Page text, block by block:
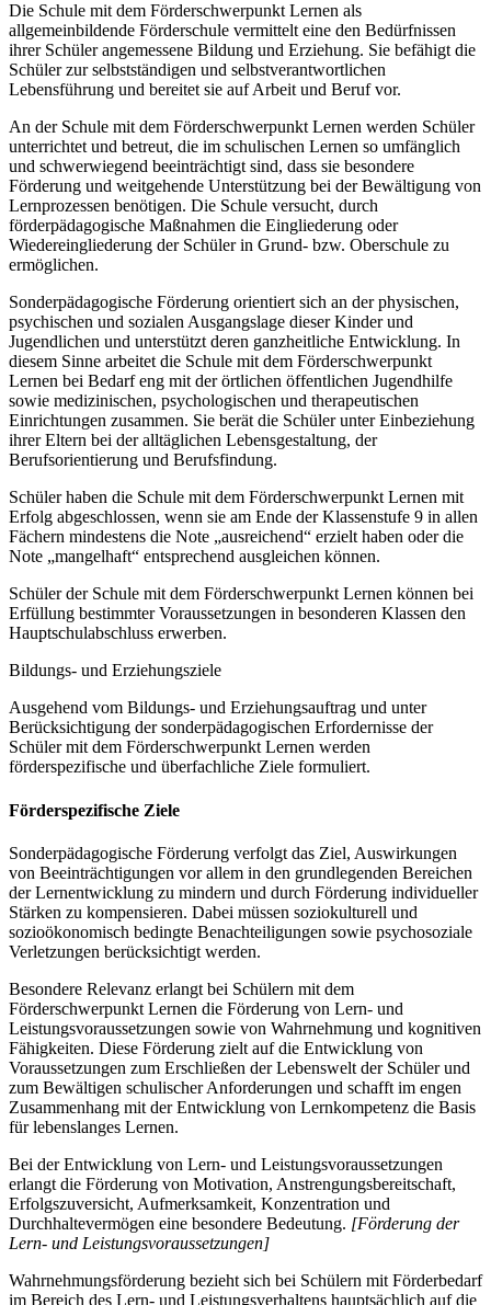
Die Schule mit dem Förderschwerpunkt Lernen als
allgemeinbildende Förderschule vermittelt eine den Bedürfnissen
ihrer Schüler angemessene Bildung und Erziehung. Sie befähigt die
Schüler zur selbstständigen und selbstverantwortlichen
Lebensführung und bereitet sie auf Arbeit und Beruf vor.
An der Schule mit dem Förderschwerpunkt Lernen werden Schüler
unterrichtet und betreut, die im schulischen Lernen so umfänglich
und schwerwiegend beeinträchtigt sind, dass sie besondere
Förderung und weitgehende Unterstützung bei der Bewältigung von
Lernprozessen benötigen. Die Schule versucht, durch
förderpädagogische Maßnahmen die Eingliederung oder
Wiedereingliederung der Schüler in Grund- bzw. Oberschule zu
ermöglichen.
Sonderpädagogische Förderung orientiert sich an der physischen,
psychischen und sozialen Ausgangslage dieser Kinder und
Jugendlichen und unterstützt deren ganzheitliche Entwicklung. In
diesem Sinne arbeitet die Schule mit dem Förderschwerpunkt
Lernen bei Bedarf eng mit der örtlichen öffentlichen Jugendhilfe
sowie medizinischen, psychologischen und therapeutischen
Einrichtungen zusammen. Sie berät die Schüler unter Einbeziehung
ihrer Eltern bei der alltäglichen Lebensgestaltung, der
Berufsorientierung und Berufsfindung.
Schüler haben die Schule mit dem Förderschwerpunkt Lernen mit
Erfolg abgeschlossen, wenn sie am Ende der Klassenstufe 9 in allen
Fächern mindestens die Note „ausreichend“ erzielt haben oder die
Note „mangelhaft“ entsprechend ausgleichen können.
Schüler der Schule mit dem Förderschwerpunkt Lernen können bei
Erfüllung bestimmter Voraussetzungen in besonderen Klassen den
Hauptschulabschluss erwerben.
Bildungs- und Erziehungsziele
Ausgehend vom Bildungs- und Erziehungsauftrag und unter
Berücksichtigung der sonderpädagogischen Erfordernisse der
Schüler mit dem Förderschwerpunkt Lernen werden
förderspezifische und überfachliche Ziele formuliert.
Förderspezifische Ziele
Sonderpädagogische Förderung verfolgt das Ziel, Auswirkungen
von Beeinträchtigungen vor allem in den grundlegenden Bereichen
der Lernentwicklung zu mindern und durch Förderung individueller
Stärken zu kompensieren. Dabei müssen soziokulturell und
sozioökonomisch bedingte Benachteiligungen sowie psychosoziale
Verletzungen berücksichtigt werden.
Besondere Relevanz erlangt bei Schülern mit dem
Förderschwerpunkt Lernen die Förderung von Lern- und
Leistungsvoraussetzungen sowie von Wahrnehmung und kognitiven
Fähigkeiten. Diese Förderung zielt auf die Entwicklung von
Voraussetzungen zum Erschließen der Lebenswelt der Schüler und
zum Bewältigen schulischer Anforderungen und schafft im engen
Zusammenhang mit der Entwicklung von Lernkompetenz die Basis
für lebenslanges Lernen.
Bei der Entwicklung von Lern- und Leistungsvoraussetzungen
erlangt die Förderung von Motivation, Anstrengungsbereitschaft,
Erfolgszuversicht, Aufmerksamkeit, Konzentration und
Durchhaltevermögen eine besondere Bedeutung. [Förderung der
Lern- und Leistungsvoraussetzungen]
Wahrnehmungsförderung bezieht sich bei Schülern mit Förderbedarf
im Bereich des Lern- und Leistungsverhaltens hauptsächlich auf die